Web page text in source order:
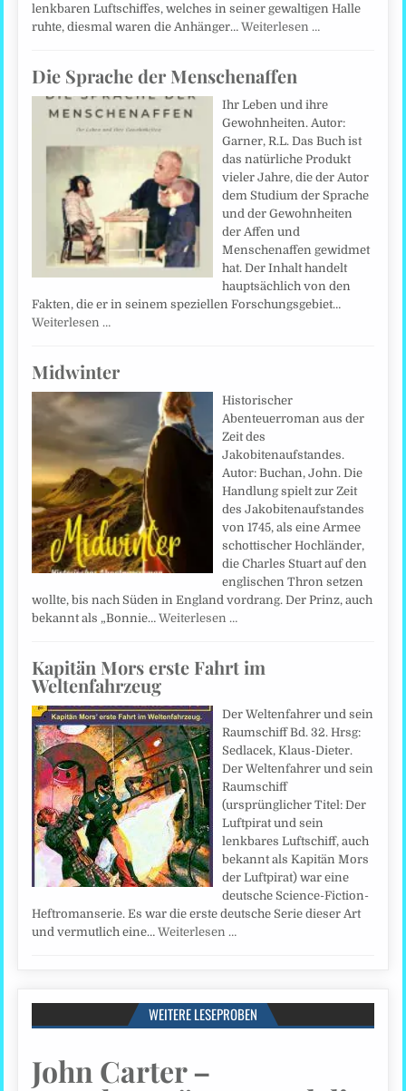
lenkbaren Luftschiffes, welches in seiner gewaltigen Halle
ruhte, diesmal waren die Anhänger…Weiterlesen …
Die Sprache der Menschenaffen
Ihr Leben und ihre
Gewohnheiten. Autor:
Garner, R.L. Das Buch ist
das natürliche Produkt
vieler Jahre, die der Autor
dem Studium der Sprache
und der Gewohnheiten
der Affen und
Menschenaffen gewidmet
hat. Der Inhalt handelt
hauptsächlich von den
Fakten, die er in seinem speziellen Forschungsgebiet…
Weiterlesen …
Midwinter
Historischer
Abenteuerroman aus der
Zeit des
Jakobitenaufstandes.
Autor: Buchan, John. Die
Handlung spielt zur Zeit
des Jakobitenaufstandes
von 1745, als eine Armee
schottischer Hochländer,
die Charles Stuart auf den
englischen Thron setzen
wollte, bis nach Süden in England vordrang. Der Prinz, auch
bekannt als „Bonnie…Weiterlesen …
Kapitän Mors erste Fahrt im
Weltenfahrzeug
Der Weltenfahrer und sein
Raumschiff Bd. 32. Hrsg:
Sedlacek, Klaus-Dieter.
Der Weltenfahrer und sein
Raumschiff
(ursprünglicher Titel: Der
Luftpirat und sein
lenkbares Luftschiff, auch
bekannt als Kapitän Mors
der Luftpirat) war eine
deutsche Science-Fiction-
Heftromanserie. Es war die erste deutsche Serie dieser Art
und vermutlich eine…Weiterlesen …
WEITERE LESEPROBEN
John Carter –